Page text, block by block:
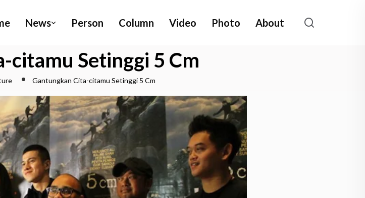
News Person Column Video Photo About
citamu Setinggi 5 Cm
Gantungkan Cita-citamu Setinggi 5 Cm